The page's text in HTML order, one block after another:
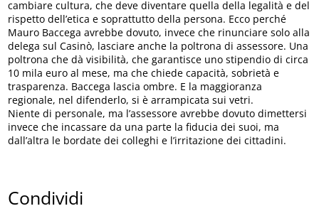
cambiare cultura, che deve diventare quella della legalità e del
rispetto dell’etica e soprattutto della persona. Ecco perché
Mauro Baccega avrebbe dovuto, invece che rinunciare solo alla
delega sul Casinò, lasciare anche la poltrona di assessore. Una
poltrona che dà visibilità, che garantisce uno stipendio di circa
10 mila euro al mese, ma che chiede capacità, sobrietà e
trasparenza. Baccega lascia ombre. E la maggioranza
regionale, nel difenderlo, si è arrampicata sui vetri.
Niente di personale, ma l’assessore avrebbe dovuto dimettersi
invece che incassare da una parte la fiducia dei suoi, ma
dall’altra le bordate dei colleghi e l’irritazione dei cittadini.
Condividi